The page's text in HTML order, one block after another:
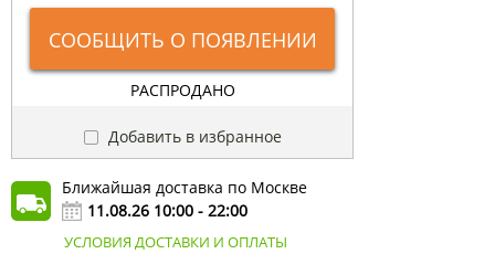
СООБЩИТЬ О ПОЯВЛЕНИИ
РАСПРОДАНО
Добавить в избранное
Ближайшая доставка по Москве
11.08.26 10:00 - 22:00
УСЛОВИЯ ДОСТАВКИ И ОПЛАТЫ